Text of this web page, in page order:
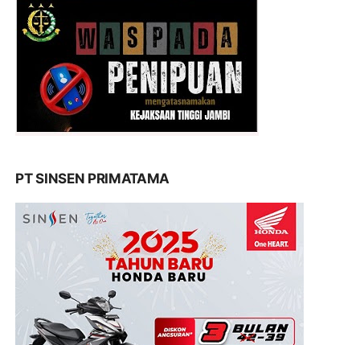
PT SINSEN PRIMATAMA